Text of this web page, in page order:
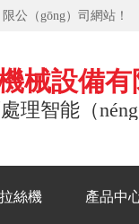
公（gōng）司網站！
械設備
理智能（
絲機 產品中